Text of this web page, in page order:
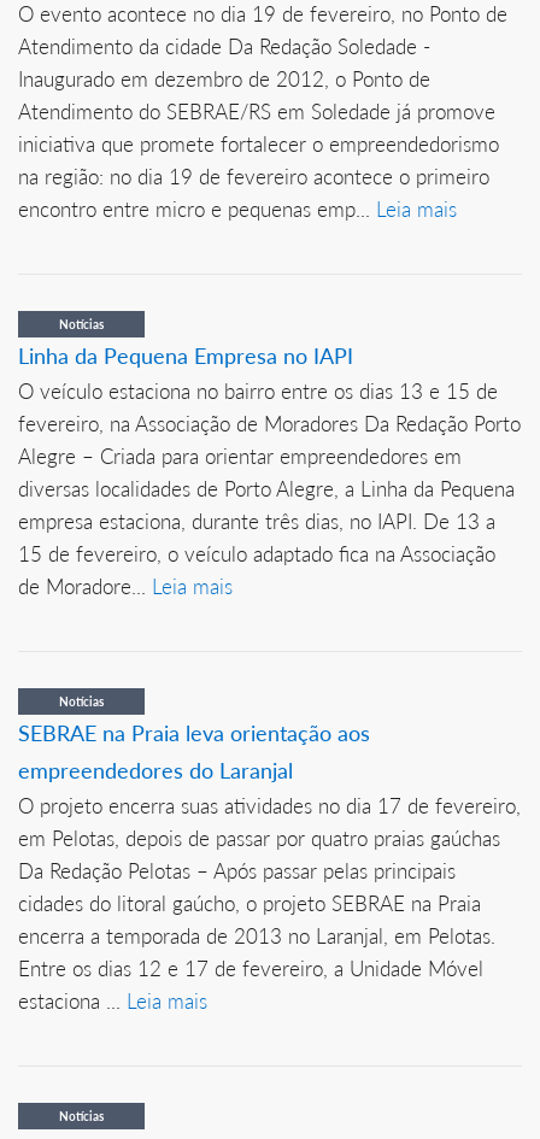
O evento acontece no dia 19 de fevereiro, no Ponto de
Atendimento da cidade Da Redação Soledade -
Inaugurado em dezembro de 2012, o Ponto de
Atendimento do SEBRAE/RS em Soledade já promove
iniciativa que promete fortalecer o empreendedorismo
na região: no dia 19 de fevereiro acontece o primeiro
encontro entre micro e pequenas emp... Leia mais
Notícias
Linha da Pequena Empresa no IAPI
O veículo estaciona no bairro entre os dias 13 e 15 de
fevereiro, na Associação de Moradores Da Redação Porto
Alegre – Criada para orientar empreendedores em
diversas localidades de Porto Alegre, a Linha da Pequena
empresa estaciona, durante três dias, no IAPI. De 13 a
15 de fevereiro, o veículo adaptado fica na Associação
de Moradore... Leia mais
Notícias
SEBRAE na Praia leva orientação aos
empreendedores do Laranjal
O projeto encerra suas atividades no dia 17 de fevereiro,
em Pelotas, depois de passar por quatro praias gaúchas
Da Redação Pelotas – Após passar pelas principais
cidades do litoral gaúcho, o projeto SEBRAE na Praia
encerra a temporada de 2013 no Laranjal, em Pelotas.
Entre os dias 12 e 17 de fevereiro, a Unidade Móvel
estaciona ... Leia mais
Notícias